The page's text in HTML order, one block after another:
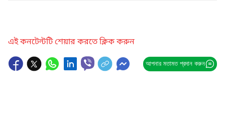
এই কনটেন্টটি শেয়ার করতে ক্লিক করুন
আপনার মতামত প্রদান করুন